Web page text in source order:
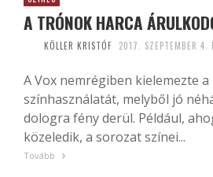
A TRÓNOK HARCA
KÖLLER KRISTÓF 2017. SZEPTEMBER 4.
A Vox nemrégiben kielemezte
színhasználatát, melyből jó
dologra fény derül. Például,
közeledik, a sorozat színei...
Tovább